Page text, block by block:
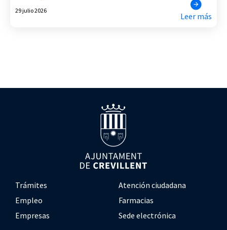
29 julio 2026
Leer más
Trámites
Atención ciudadana
Empleo
Farmacias
Empresas
Sede electrónica